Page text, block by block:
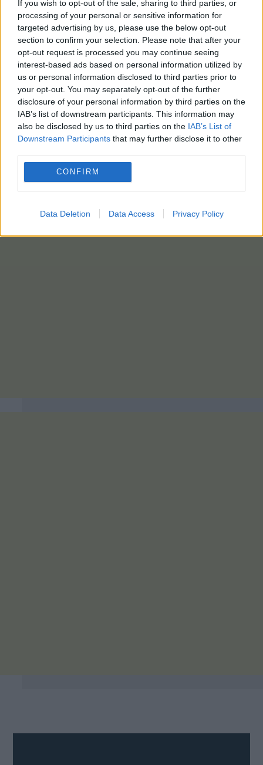
If you wish to opt-out of the sale, sharing to third parties, or
processing of your personal or sensitive information for
targeted advertising by us, please use the below opt-out
section to confirm your selection. Please note that after your
opt-out request is processed you may continue seeing
interest-based ads based on personal information utilized by
us or personal information disclosed to third parties prior to
your opt-out. You may separately opt-out of the further
disclosure of your personal information by third parties on the
IAB’s list of downstream participants. This information may
also be disclosed by us to third parties on the IAB’s List of
Downstream Participants that may further disclose it to other
CONFIRM
Data Deletion Data Access Privacy Policy